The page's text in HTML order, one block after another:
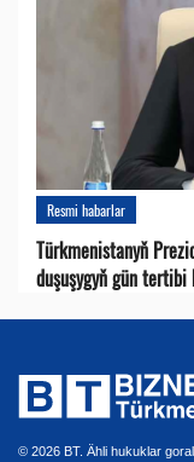
Resmi habarlar
Türkmenistanyň
duşuşygyň gün
© 2026 BT. Ähli hukuklar